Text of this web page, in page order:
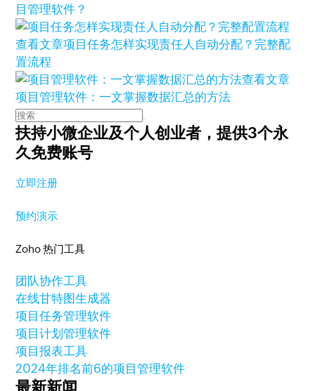
目管理软件？
查看文章项目任务怎样实现责任人自动分配？完整配
置流程
查看文章
项目管理软件：一文掌握数据汇总的方法
扶持小微企业及个人创业者，提供3个永
久免费账号
立即注册
预约演示
Zoho 热门工具
团队协作工具
在线甘特图生成器
项目任务管理软件
项目计划管理软件
项目报表工具
2024年排名前6的项目管理软件
最新新闻